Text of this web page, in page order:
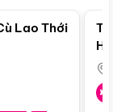
Lao Thới